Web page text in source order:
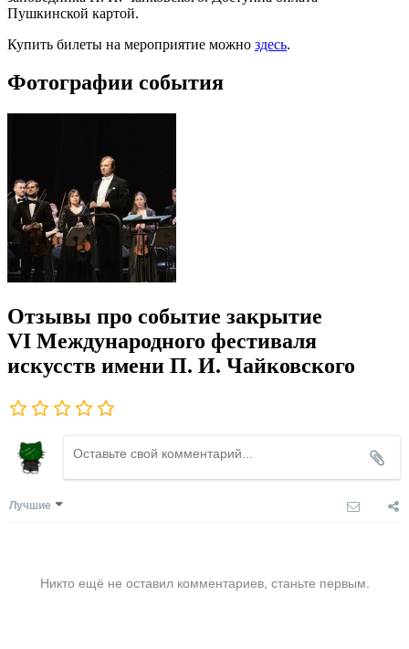
Пушкинской картой.
Купить билеты на мероприятие можно здесь.
Фотографии события
Отзывы про событие закрытие
VI Международного фестиваля
искусств имени П. И. Чайковского
Лучшие
Никто ещё не оставил комментариев, станьте первым.